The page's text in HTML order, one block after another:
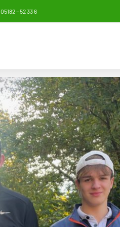
05182 – 52 33 6